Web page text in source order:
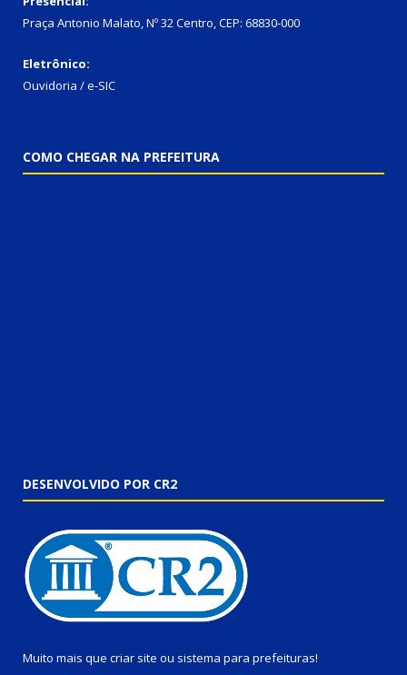
Praça Antonio Malato, Nº 32 Centro, CEP: 68830-000
Eletrônico:
Ouvidoria / e-SIC
COMO CHEGAR NA PREFEITURA
DESENVOLVIDO POR CR2
Muito mais que criar site ou sistema para prefeituras!